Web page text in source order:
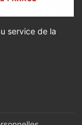
service de la